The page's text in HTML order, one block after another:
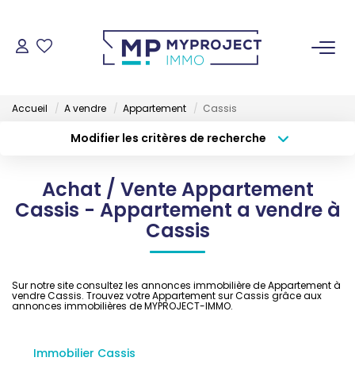
ESTIMER
Qui Sommes-Nous
Accueil A vendre Appartement Cassis
Modifier les critères de recherche
Sélectionnez...
Type de bien
Surface min
Créer une alerte
Achat / Vente Appartement
Cassis - Appartement a vendre à
Cassis
Sur notre site consultez les annonces immobilière de Appartement à
vendre Cassis. Trouvez votre Appartement sur Cassis grâce aux
annonces immobilières de MYPROJECT-IMMO.
Immobilier Cassis